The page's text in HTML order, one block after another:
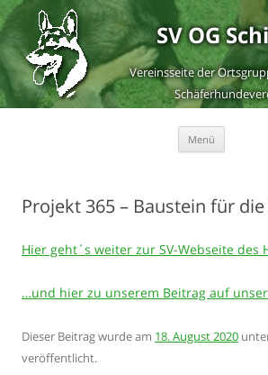
SV OG
Vereinsseite der
Menü
Projekt 365 – Baustein für
Hier geht´s weiter zur SV-Webseite des
…und hier zu unserem Beitrag auf
Dieser Beitrag wurde am 18. August 2020
veröffentlicht.